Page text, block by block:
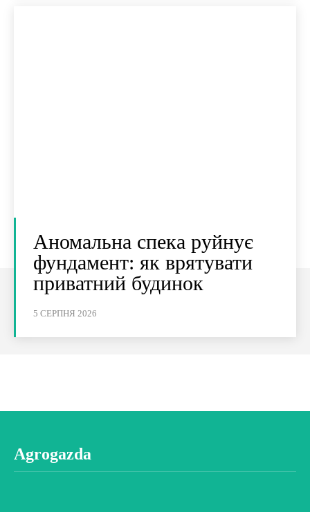
Аномальна спека руйнує
фундамент: як врятувати
приватний будинок
5 СЕРПНЯ 2026
Agrogazda